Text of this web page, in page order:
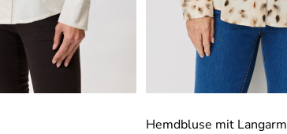
Hemdbluse mit Langarm